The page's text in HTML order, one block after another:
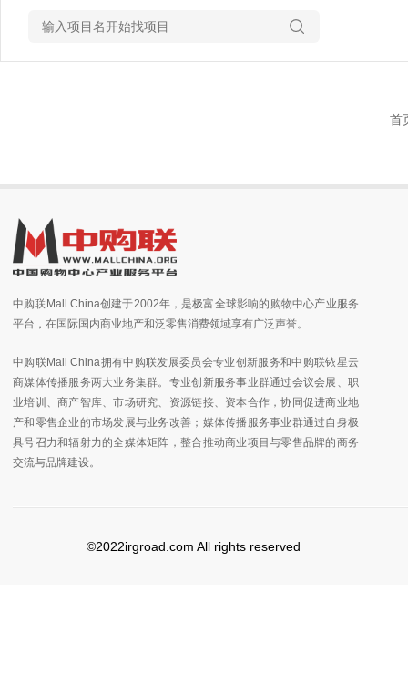
首
中购联Mall China创建于2002年，是极富全球影响的购物中心产业服务
平台，在国际国内商业地产和泛零售消费领域享有广泛声誉。
中购联Mall China拥有中购联发展委员会专业创新服务和中购联铱星云
商媒体传播服务两大业务集群。专业创新服务事业群通过会议会展、职
业培训、商产智库、市场研究、资源链接、资本合作，协同促进商业地
产和零售企业的市场发展与业务改善；媒体传播服务事业群通过自身极
具号召力和辐射力的全媒体矩阵，整合推动商业项目与零售品牌的商务
交流与品牌建设。
©2022irgroad.com All rights reserved